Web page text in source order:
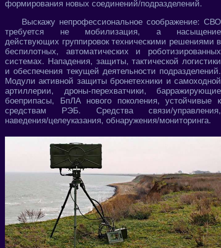
формирования новых соединений/подразделений.
Выскажу непрофессиональное соображение: СВО
требуется не мобилизация, а насыщение
действующих группировок техническими решениями в
беспилотных, автоматических и роботизированных
системах. Нападения, защиты, тактической логистики
и обеспечения текущей деятельности подразделений.
Модули активной защиты бронетехники и самоходной
артиллерии, дроны-перехватчики, барражирующие
боеприпасы, БпЛА нового поколения, устойчивые к
средствам РЭБ. Средства связи/управления,
наведения/целеуказания, обнаружения/мониторинга.